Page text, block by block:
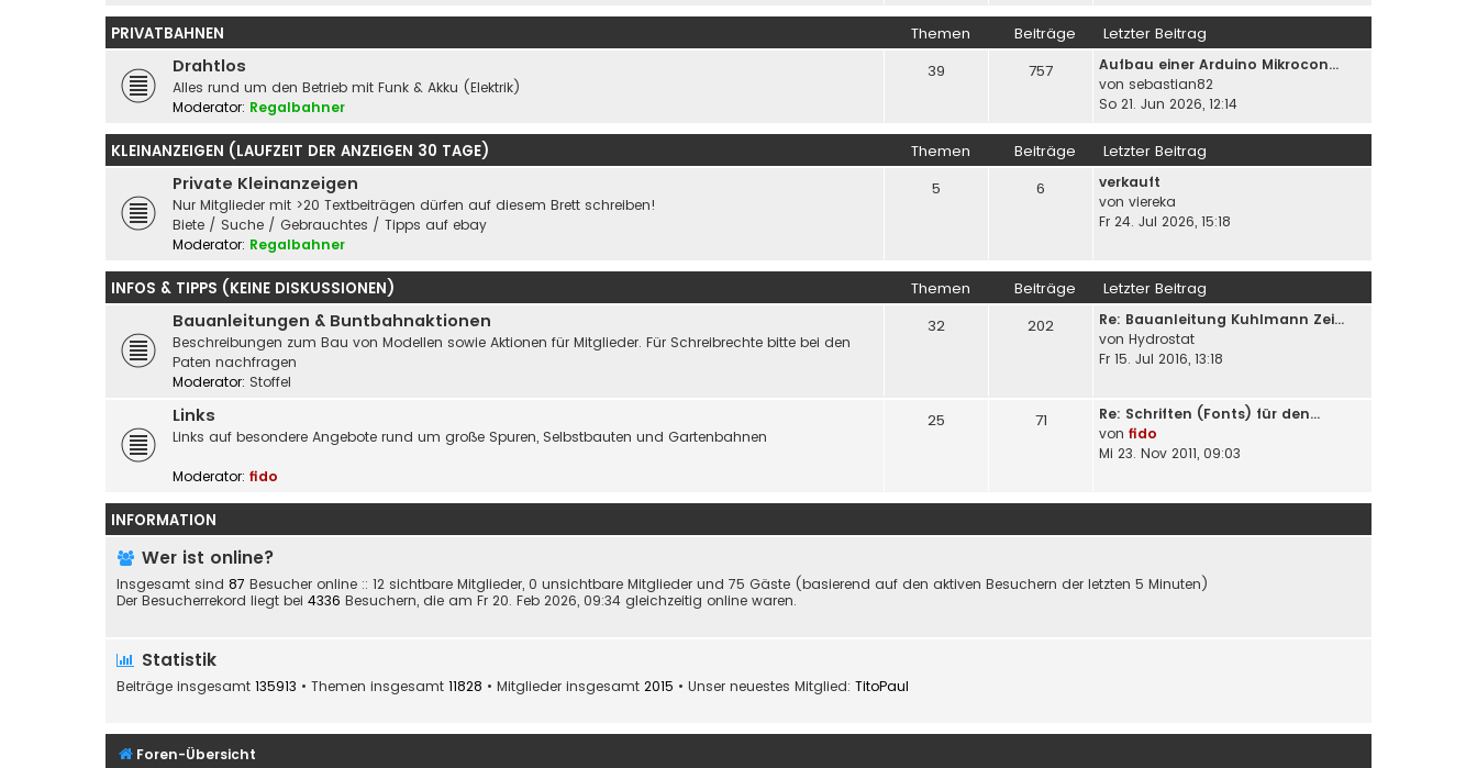
PRIVATBAHNEN Themen Beiträge Letzter Beitrag
Drahtlos
Alles rund um den Betrieb mit Funk & Akku (Elektrik)
Moderator: Regalbahner
39 757
Aufbau einer Arduino Mikrocon…
von sebastian82
So 21. Jun 2026, 12:14
KLEINANZEIGEN (LAUFZEIT DER ANZEIGEN 30 TAGE) Themen Beiträge Letzter Beitrag
Private Kleinanzeigen
Nur Mitglieder mit >20 Textbeiträgen dürfen auf diesem Brett schreiben!
Biete / Suche / Gebrauchtes / Tipps auf ebay
Moderator: Regalbahner
5 6
verkauft
von viereka
Fr 24. Jul 2026, 15:18
INFOS & TIPPS (KEINE DISKUSSIONEN) Themen Beiträge Letzter Beitrag
Bauanleitungen & Buntbahnaktionen
Beschreibungen zum Bau von Modellen sowie Aktionen für Mitglieder. Für Schreibrechte bitte bei den
Paten nachfragen
Moderator: Stoffel
32 202
Re: Bauanleitung Kuhlmann Zei…
von Hydrostat
Fr 15. Jul 2016, 13:18
Links
Links auf besondere Angebote rund um große Spuren, Selbstbauten und Gartenbahnen
Moderator: fido
25 71
Re: Schriften (Fonts) für den…
von fido
Mi 23. Nov 2011, 09:03
INFORMATION
Wer ist online?
Insgesamt sind 87 Besucher online :: 12 sichtbare Mitglieder, 0 unsichtbare Mitglieder und 75 Gäste (basierend auf den aktiven Besuchern der letzten 5 Minuten)
Der Besucherrekord liegt bei 4336 Besuchern, die am Fr 20. Feb 2026, 09:34 gleichzeitig online waren.
Statistik
Beiträge insgesamt 135913 • Themen insgesamt 11828 • Mitglieder insgesamt 2015 • Unser neuestes Mitglied: TitoPaul
Foren-Übersicht